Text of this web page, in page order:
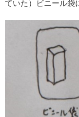
ていた）ビニール袋